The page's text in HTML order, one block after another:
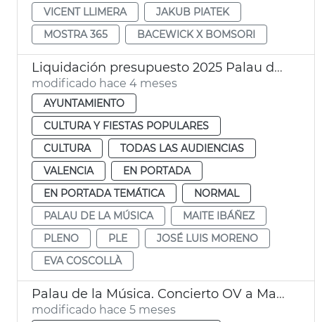
VICENT LLIMERA
JAKUB PIATEK
MOSTRA 365
BACEWICK X BOMSORI
Liquidación presupuesto 2025 Palau de la Música València
modificado hace 4 meses
AYUNTAMIENTO
CULTURA Y FIESTAS POPULARES
CULTURA
TODAS LAS AUDIENCIAS
VALENCIA
EN PORTADA
EN PORTADA TEMÁTICA
NORMAL
PALAU DE LA MÚSICA
MAITE IBÁÑEZ
PLENO
PLE
JOSÉ LUIS MORENO
EVA COSCOLLÀ
Palau de la Música. Concierto OV a Madrid
modificado hace 5 meses